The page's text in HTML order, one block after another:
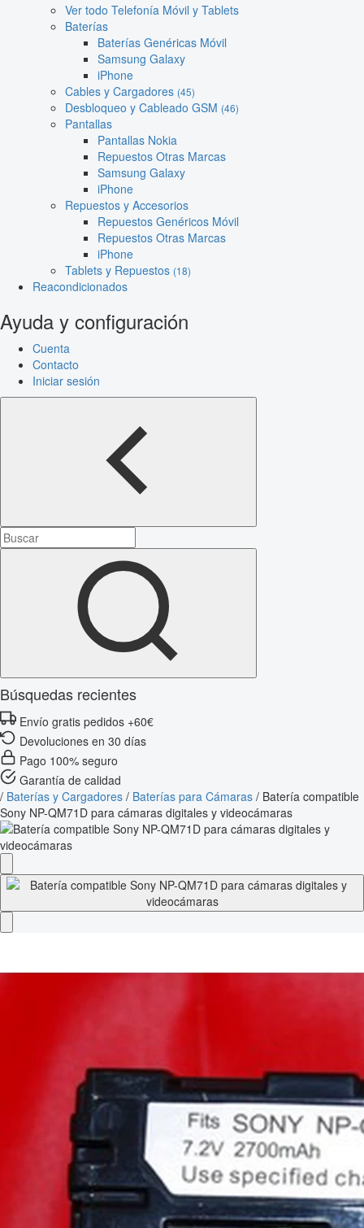
Ver todo Telefonía Móvil y Tablets
Baterías
Baterías Genéricas Móvil
Samsung Galaxy
iPhone
Cables y Cargadores (45)
Desbloqueo y Cableado GSM (46)
Pantallas
Pantallas Nokia
Repuestos Otras Marcas
Samsung Galaxy
iPhone
Repuestos y Accesorios
Repuestos Genéricos Móvil
Repuestos Otras Marcas
iPhone
Tablets y Repuestos (18)
Reacondicionados
Ayuda y configuración
Cuenta
Contacto
Iniciar sesión
Búsquedas recientes
Envío gratis pedidos +60€
Devoluciones en 30 días
Pago 100% seguro
Garantía de calidad
/ Baterías y Cargadores / Baterías para Cámaras / Batería compatible
Sony NP-QM71D para cámaras digitales y videocámaras